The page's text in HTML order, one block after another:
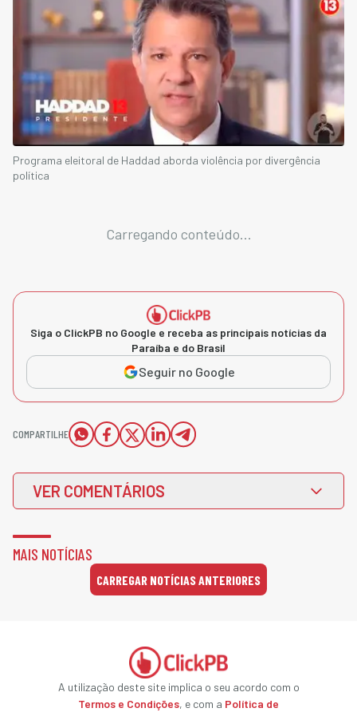
Programa eleitoral de Haddad aborda violência por divergência
política
Carregando conteúdo...
Siga o ClickPB no Google e receba as principais notícias da
Paraíba e do Brasil
Seguir no Google
COMPARTILHE
VER COMENTÁRIOS
MAIS NOTÍCIAS
CARREGAR NOTÍCIAS ANTERIORES
A utilização deste site implica o seu acordo com o
Termos e Condições, e com a Política de